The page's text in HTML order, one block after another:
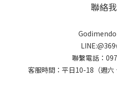
聯絡
聯繫電話：
客服時間：平日10-18（週六